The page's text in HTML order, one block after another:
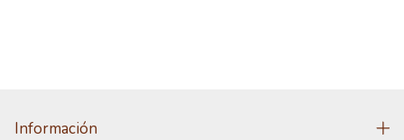
Información